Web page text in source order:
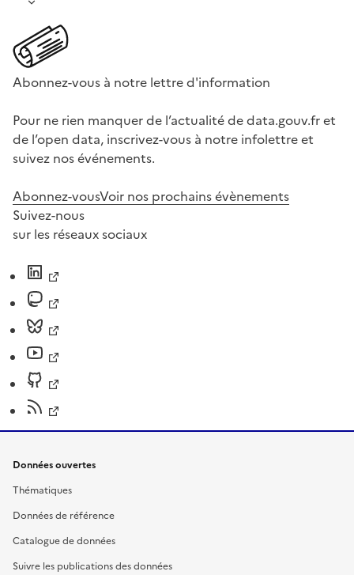
Abonnez-vous à notre lettre d'information
Pour ne rien manquer de l’actualité de data.gouv.fr et
de l’open data, inscrivez-vous à notre infolettre et
suivez nos événements.
Abonnez-vousVoir nos prochains évènements
Suivez-nous
sur les réseaux sociaux
Données ouvertes
Thématiques
Données de référence
Catalogue de données
Suivre les publications des données